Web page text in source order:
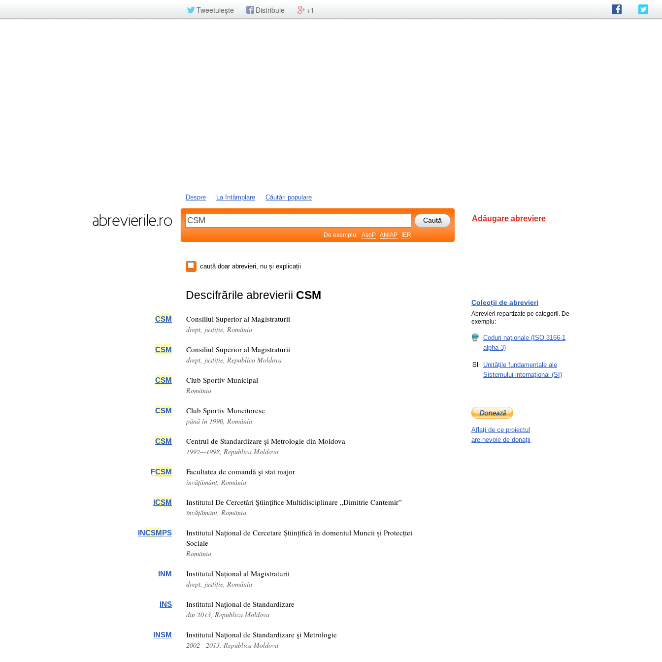
Tweetuiește Distribuie +1
Despre La întâmplare Căutări populare
De exemplu: AsoP ANIAP IER
Adăugare abreviere
caută doar abrevieri, nu și explicații
Descifrările abrevierii CSM
CSM Consiliul Superior al Magistraturii
drept, justiție, România
CSM Consiliul Superior al Magistraturii
drept, justiție, Republica Moldova
CSM Club Sportiv Municipal
România
CSM Club Sportiv Muncitoresc
până în 1990, România
CSM Centrul de Standardizare și Metrologie din Moldova
1992—1998, Republica Moldova
FCSM Facultatea de comandă şi stat major
învățământ, România
ICSM Institutul De Cercetări Ştiinţifice Multidisciplinare „Dimitrie Cantemir”
învățământ, România
INCSMPS
Institutul Național de Cercetare Științifică în domeniul Muncii și Protecției
Sociale
România
INM Institutul Național al Magistraturii
drept, justiție, România
INS Institutul Național de Standardizare
din 2013, Republica Moldova
INSM Institutul Naţional de Standardizare şi Metrologie
2002—2013, Republica Moldova
Colecții de abrevieri
Abrevieri repartizate pe categorii. De
exemplu:
Coduri naționale (ISO 3166-1
alpha-3)
Unitățile fundamentale ale
Sistemului internațional (SI)
Aflați de ce proiectul
are nevoie de donații